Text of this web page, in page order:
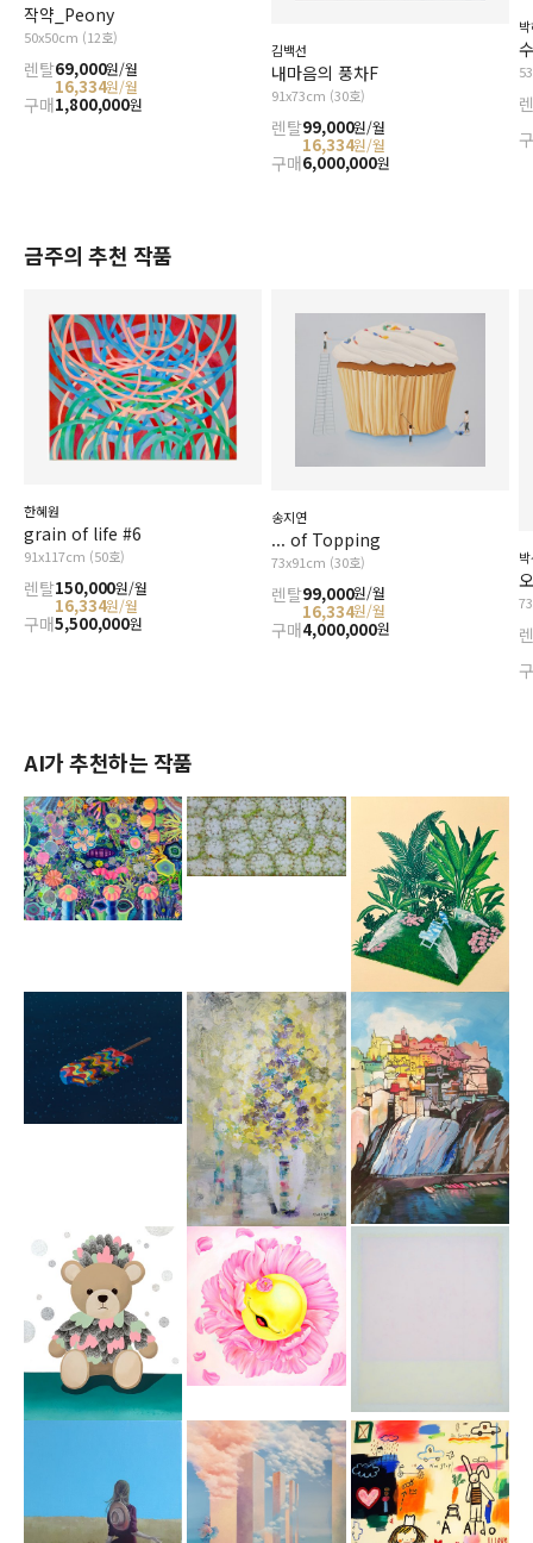
작약_Peony
50x50cm (12호)
렌탈69,000원/월
16,334원/월
구매1,800,000원
김백선
내마음의 풍차F
91x73cm (30호)
렌탈99,000원/월
16,334원/월
구매6,000,000원
금주의 추천 작품
한혜원
grain of life #6
91x117cm (50호)
렌탈150,000원/월
16,334원/월
구매5,500,000원
송지연
... of Topping
73x91cm (30호)
렌탈99,000원/월
16,334원/월
구매4,000,000원
AI가 추천하는 작품